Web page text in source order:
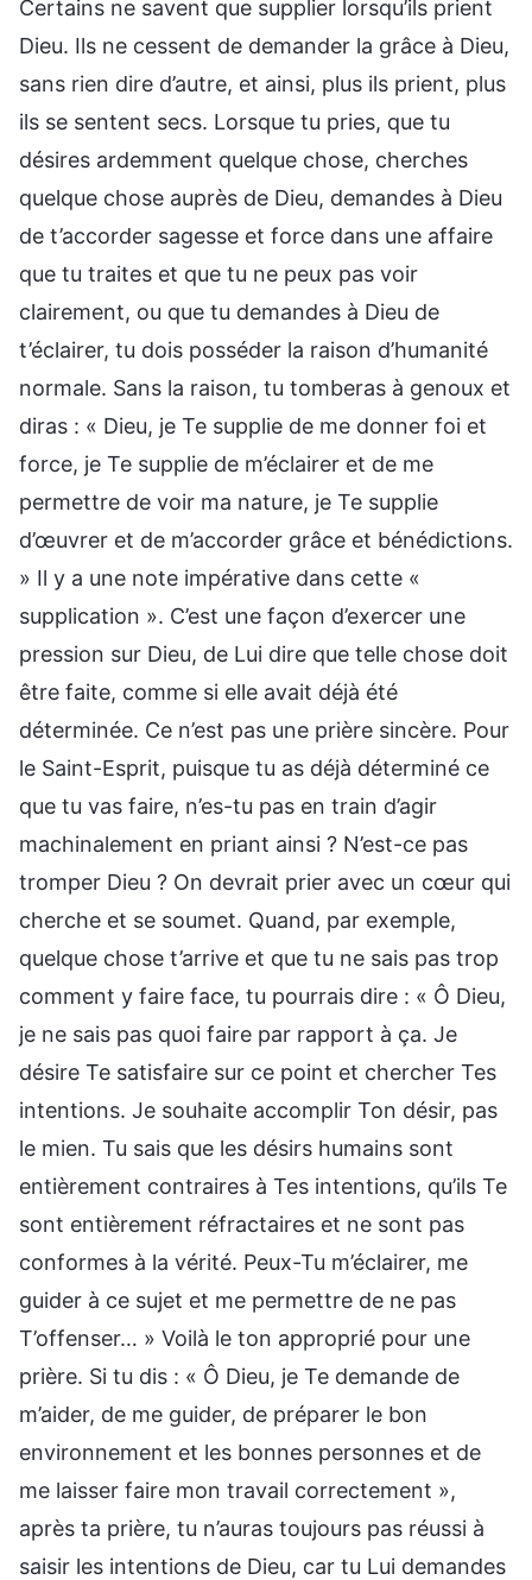
Certains ne savent que supplier lorsqu’ils prient
Dieu. Ils ne cessent de demander la grâce à Dieu,
sans rien dire d’autre, et ainsi, plus ils prient, plus
ils se sentent secs. Lorsque tu pries, que tu
désires ardemment quelque chose, cherches
quelque chose auprès de Dieu, demandes à Dieu
de t’accorder sagesse et force dans une affaire
que tu traites et que tu ne peux pas voir
clairement, ou que tu demandes à Dieu de
t’éclairer, tu dois posséder la raison d’humanité
normale. Sans la raison, tu tomberas à genoux et
diras : « Dieu, je Te supplie de me donner foi et
force, je Te supplie de m’éclairer et de me
permettre de voir ma nature, je Te supplie
d’œuvrer et de m’accorder grâce et bénédictions.
» Il y a une note impérative dans cette «
supplication ». C’est une façon d’exercer une
pression sur Dieu, de Lui dire que telle chose doit
être faite, comme si elle avait déjà été
déterminée. Ce n’est pas une prière sincère. Pour
le Saint-Esprit, puisque tu as déjà déterminé ce
que tu vas faire, n’es-tu pas en train d’agir
machinalement en priant ainsi ? N’est-ce pas
tromper Dieu ? On devrait prier avec un cœur qui
cherche et se soumet. Quand, par exemple,
quelque chose t’arrive et que tu ne sais pas trop
comment y faire face, tu pourrais dire : « Ô Dieu,
je ne sais pas quoi faire par rapport à ça. Je
désire Te satisfaire sur ce point et chercher Tes
intentions. Je souhaite accomplir Ton désir, pas
le mien. Tu sais que les désirs humains sont
entièrement contraires à Tes intentions, qu’ils Te
sont entièrement réfractaires et ne sont pas
conformes à la vérité. Peux-Tu m’éclairer, me
guider à ce sujet et me permettre de ne pas
T’offenser… » Voilà le ton approprié pour une
prière. Si tu dis : « Ô Dieu, je Te demande de
m’aider, de me guider, de préparer le bon
environnement et les bonnes personnes et de
me laisser faire mon travail correctement »,
après ta prière, tu n’auras toujours pas réussi à
saisir les intentions de Dieu, car tu Lui demandes